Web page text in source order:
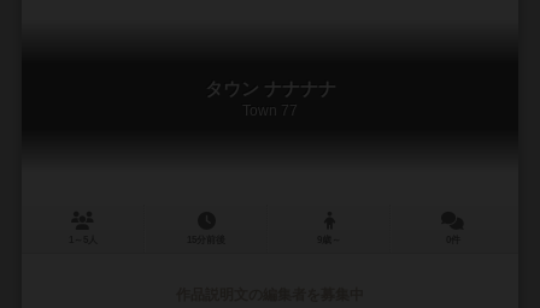
タウン ナナナナ
Town 77